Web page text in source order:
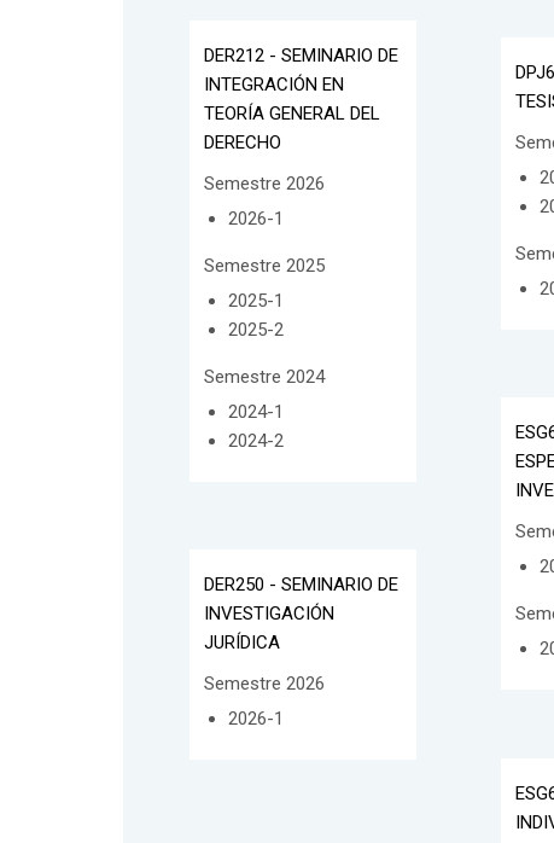
DER212 - SEMINARIO DE
INTEGRACIÓN EN
TEORÍA GENERAL DEL
DERECHO
Semestre 2026
2026-1
Semestre 2025
2025-1
2025-2
Semestre 2024
2024-1
2024-2
DER250 - SEMINARIO DE
INVESTIGACIÓN
JURÍDICA
Semestre 2026
2026-1